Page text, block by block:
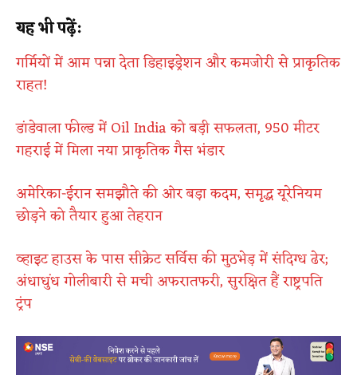
यह भी पढ़ें:
गर्मियों में आम पन्ना देता डिहाइड्रेशन और कमजोरी से प्राकृतिक
राहत!
डांडेवाला फील्ड में Oil India को बड़ी सफलता, 950 मीटर
गहराई में मिला नया प्राकृतिक गैस भंडार
अमेरिका-ईरान समझौते की ओर बड़ा कदम, समृद्ध यूरेनियम
छोड़ने को तैयार हुआ तेहरान
व्हाइट हाउस के पास सीक्रेट सर्विस की मुठभेड़ में संदिग्ध ढेर;
अंधाधुंध गोलीबारी से मची अफरातफरी, सुरक्षित हैं राष्ट्रपति
ट्रंप